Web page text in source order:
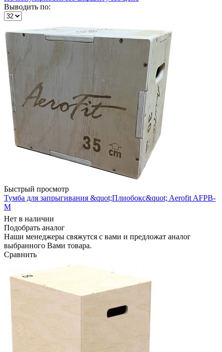
Выводить по:
Быстрый просмотр
Тумба для запрыгивания &quot;Плиобокс&quot; Aerofit AFPB-
M
Нет в наличии
Подобрать аналог
Наши менеджеры свяжутся с вами и предложат аналог
выбранного Вами товара.
Сравнить